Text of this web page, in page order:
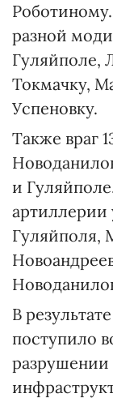
разной
Гуляйполе,
Токмачку,
Успеновку.
Также враг
и
артиллерии
Гуляйполя,
В
поступило